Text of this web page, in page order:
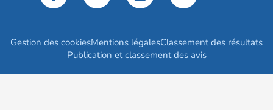
Gestion des cookiesMentions légalesClassement des résultats
Publication et classement des avis